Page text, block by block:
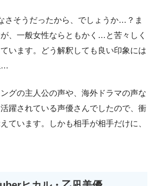
さそうだったから、でしょうか…？ま
、一般女性ならともかく…と苦々しく
います。どう解釈しても良い印象には
…
ングの主人公の声や、海外ドラマの声な
躍されている声優さんでしたので、衝
ています。しかも相手が相手だけに、